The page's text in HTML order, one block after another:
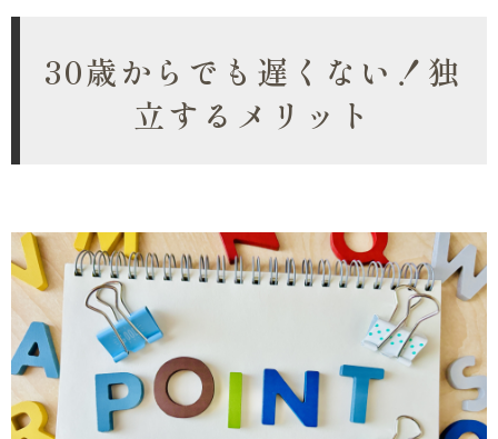
30歳からでも遅くない！独
立するメリット